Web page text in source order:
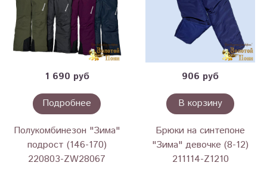
1 690 руб
Подробнее
Полукомбинезон "Зима"
подрост (146-170)
220803-ZW28067
906 руб
В корзину
Брюки на синтепоне
"Зима" девочке (8-12)
211114-Z1210